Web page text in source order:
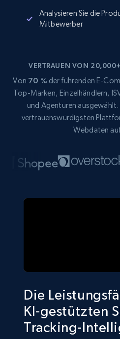
Analysieren Sie die
Mitbewerber
VERTRAUEN VON
Von 70 % der führenden E-
Top-Marken, Einzelhändlern,
und Agenturen
vertrauenswürdigsten
Webdaten
Die
KI-gestützten
Tracking-